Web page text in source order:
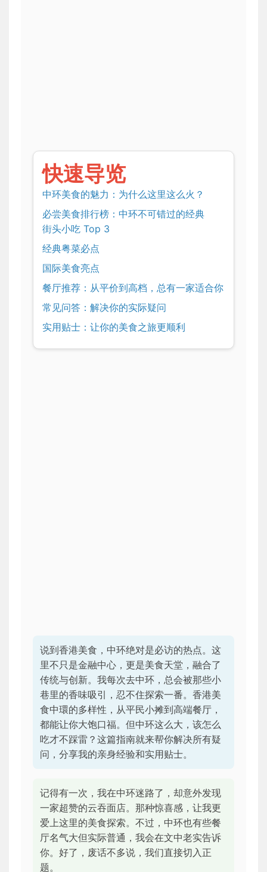
快速导览
中环美食的魅力：为什么这里这么火？
必尝美食排行榜：中环不可错过的经典
街头小吃 Top 3
经典粤菜必点
国际美食亮点
餐厅推荐：从平价到高档，总有一家适合你
常见问答：解决你的实际疑问
实用贴士：让你的美食之旅更顺利
说到香港美食，中环绝对是必访的热点。这
里不只是金融中心，更是美食天堂，融合了
传统与创新。我每次去中环，总会被那些小
巷里的香味吸引，忍不住探索一番。香港美
食中環的多样性，从平民小摊到高端餐厅，
都能让你大饱口福。但中环这么大，该怎么
吃才不踩雷？这篇指南就来帮你解决所有疑
问，分享我的亲身经验和实用贴士。
记得有一次，我在中环迷路了，却意外发现
一家超赞的云吞面店。那种惊喜感，让我更
爱上这里的美食探索。不过，中环也有些餐
厅名气大但实际普通，我会在文中老实告诉
你。好了，废话不多说，我们直接切入正
题。